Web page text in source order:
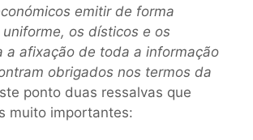
emitir de forma
os dísticos e os
a afixação de toda a informação
obrigados nos termos da
ponto duas ressalvas que
muito importantes: